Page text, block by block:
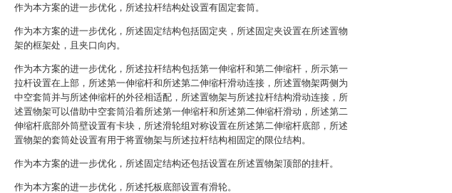
作为本方案的进一步优化，所述拉杆结构处设置有固定套筒。
作为本方案的进一步优化，所述固定结构包括固定夹，所述固定夹设置在所述置物
架的框架处，且夹口向内。
作为本方案的进一步优化，所述拉杆结构包括第一伸缩杆和第二伸缩杆，所示第一
拉杆设置在上部，所述第一伸缩杆和所述第二伸缩杆滑动连接，所述置物架两侧为
中空套筒并与所述伸缩杆的外径相适配，所述置物架与所述拉杆结构滑动连接，所
述置物架可以借助中空套筒沿着所述第一伸缩杆和所述第二伸缩杆滑动，所述第二
伸缩杆底部外筒壁设置有卡块，所述滑轮组对称设置在所述第二伸缩杆底部，所述
置物架的套筒处设置有用于将置物架与所述拉杆结构相固定的限位结构。
作为本方案的进一步优化，所述固定结构还包括设置在所述置物架顶部的挂杆。
作为本方案的进一步优化，所述托板底部设置有滑轮。